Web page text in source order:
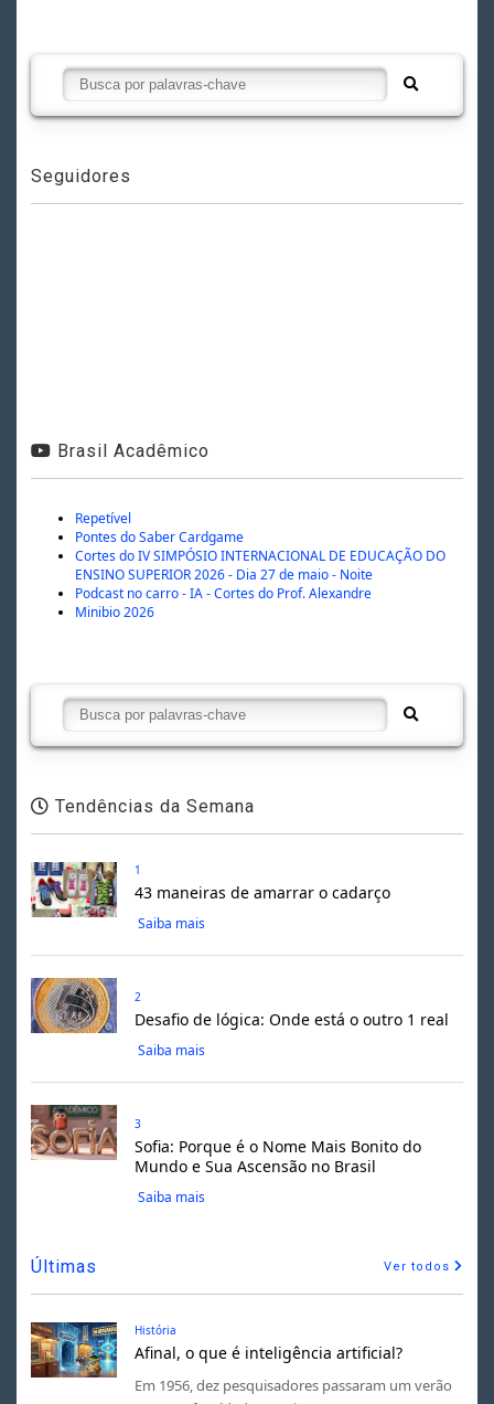
Seguidores
Brasil Acadêmico
Repetível
Pontes do Saber Cardgame
Cortes do IV SIMPÓSIO INTERNACIONAL DE EDUCAÇÃO DO
ENSINO SUPERIOR 2026 - Dia 27 de maio - Noite
Podcast no carro - IA - Cortes do Prof. Alexandre
Minibio 2026
Tendências da Semana
1
43 maneiras de amarrar o cadarço
Saiba mais
2
Desafio de lógica: Onde está o outro 1 real
Saiba mais
3
Sofia: Porque é o Nome Mais Bonito do
Mundo e Sua Ascensão no Brasil
Saiba mais
Últimas Ver todos
História
Afinal, o que é inteligência artificial?
Em 1956, dez pesquisadores passaram um verão